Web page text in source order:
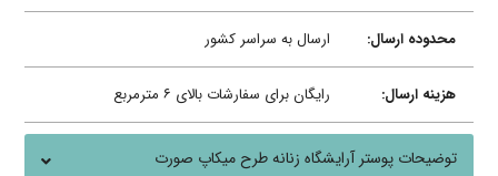
محدوده ارسال: ارسال به سراسر کشور
هزینه ارسال: رایگان برای سفارشات بالای ۶ مترمربع
توضیحات پوستر آرایشگاه زنانه طرح میکاپ صورت